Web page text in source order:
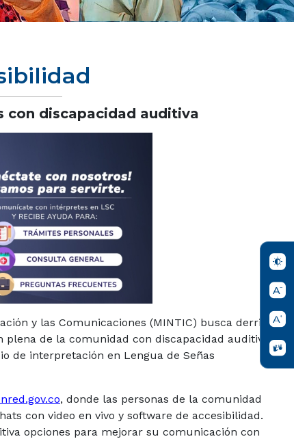
con discapacidad auditiva
y las Comunicaciones (MINTIC) busca derribar
de la comunidad con discapacidad auditiva
de interpretación en Lengua de Señas
, donde las personas de la comunidad
con video en vivo y software de accesibilidad.
opciones para mejorar su comunicación con